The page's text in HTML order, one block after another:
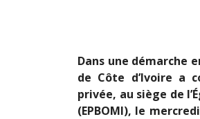
Dans une démarche
de Côte d’Ivoire a
privée, au siège de
(EPBOMI), le